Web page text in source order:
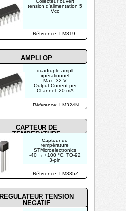
REGULATEUR TENSION
NEGATIF
Réference: LM335Z
Réference: LM319
Capteur de
température
STMicroelectronics
-40 → +100 °C, TO-92
3-pin
Collecteur ouvert
tension d'alimentation 5
Vcc
quadruple ampli
opérationnel
Max: 32 V
Output Current per
Channel: 20 mA
Réference: LM324N
AMPLI OP
CAPTEUR DE
TEMPERATURE